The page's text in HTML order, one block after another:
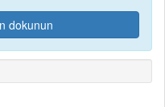
dokunun